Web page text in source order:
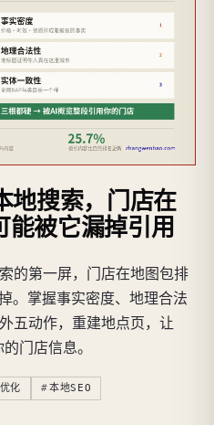
地搜索，门店在
能被它漏掉引用
的第一屏，门店在地图包排
。掌握事实密度、地理合法
五动作，重建地点页，让
门店信息。
化 本地SEO